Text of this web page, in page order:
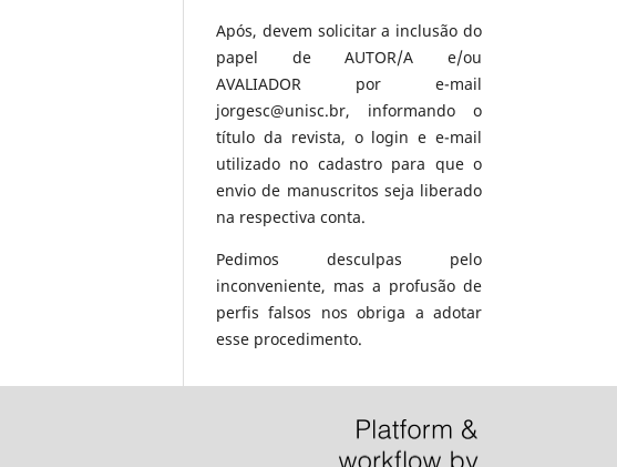
Após, devem solicitar a inclusão do
papel de AUTOR/A e/ou
AVALIADOR por e-mail
jorgesc@unisc.br, informando o
título da revista, o login e e-mail
utilizado no cadastro para que o
envio de manuscritos seja liberado
na respectiva conta.
Pedimos desculpas pelo
inconveniente, mas a profusão de
perfis falsos nos obriga a adotar
esse procedimento.